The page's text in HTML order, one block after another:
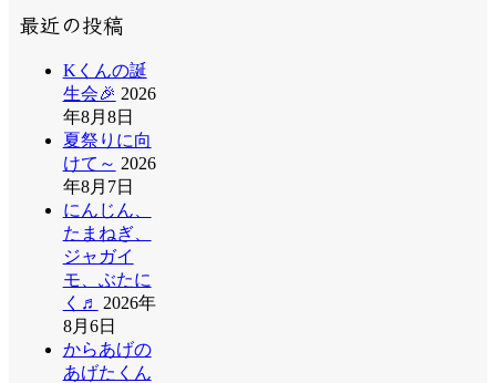
最近の投稿
Kくんの誕
生会🎉 2026
年8月8日
夏祭りに向
けて～ 2026
年8月7日
にんじん、
たまねぎ、
ジャガイ
モ、ぶたに
く♬
2026年
8月6日
からあげの
あげたくん